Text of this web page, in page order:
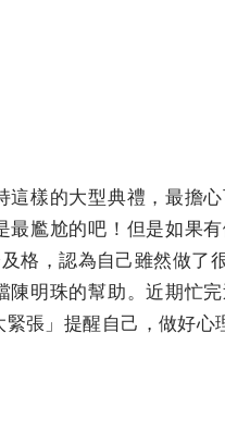
這樣的大型典禮，最擔
最尷尬的吧！但是如果
格，認為自己雖然做
陳明珠的幫助。近期忙
張」提醒自己，做好心